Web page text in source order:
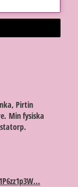
Pirtin
Min fysiska